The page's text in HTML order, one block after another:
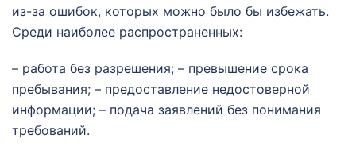
из-за ошибок, которых можно было бы избежать.
Среди наиболее распространенных:
– работа без разрешения; – превышение срока
пребывания; – предоставление недостоверной
информации; – подача заявлений без понимания
требований.